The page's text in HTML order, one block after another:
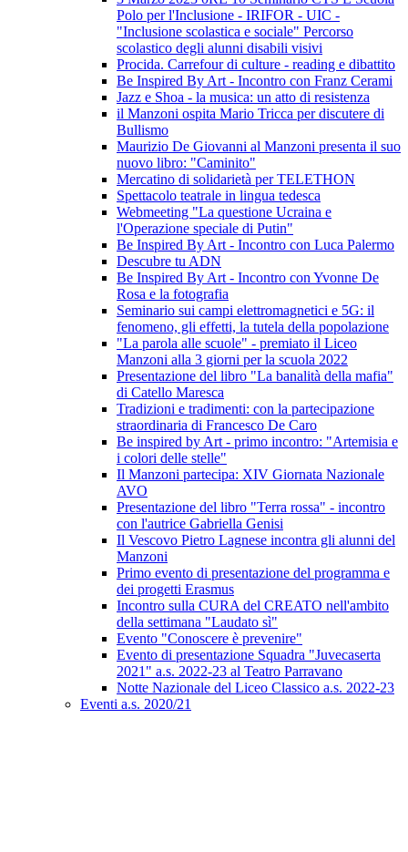
Polo per l'Inclusione - IRIFOR - UIC -
"Inclusione scolastica e sociale" Percorso
scolastico degli alunni disabili visivi
Procida. Carrefour di culture - reading e dibattito
Be Inspired By Art - Incontro con Franz Cerami
Jazz e Shoa - la musica: un atto di resistenza
il Manzoni ospita Mario Tricca per discutere di
Bullismo
Maurizio De Giovanni al Manzoni presenta il suo
nuovo libro: "Caminito"
Mercatino di solidarietà per TELETHON
Spettacolo teatrale in lingua tedesca
Webmeeting "La questione Ucraina e
l'Operazione speciale di Putin"
Be Inspired By Art - Incontro con Luca Palermo
Descubre tu ADN
Be Inspired By Art - Incontro con Yvonne De
Rosa e la fotografia
Seminario sui campi elettromagnetici e 5G: il
fenomeno, gli effetti, la tutela della popolazione
"La parola alle scuole" - premiato il Liceo
Manzoni alla 3 giorni per la scuola 2022
Presentazione del libro "La banalità della mafia"
di Catello Maresca
Tradizioni e tradimenti: con la partecipazione
straordinaria di Francesco De Caro
Be inspired by Art - primo incontro: "Artemisia e
i colori delle stelle"
Il Manzoni partecipa: XIV Giornata Nazionale
AVO
Presentazione del libro "Terra rossa" - incontro
con l'autrice Gabriella Genisi
Il Vescovo Pietro Lagnese incontra gli alunni del
Manzoni
Primo evento di presentazione del programma e
dei progetti Erasmus
Incontro sulla CURA del CREATO nell'ambito
della settimana "Laudato sì"
Evento "Conoscere è prevenire"
Evento di presentazione Squadra "Juvecaserta
2021" a.s. 2022-23 al Teatro Parravano
Notte Nazionale del Liceo Classico a.s. 2022-23
Eventi a.s. 2020/21